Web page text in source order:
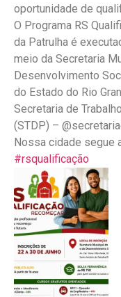
oportunidade de
O Programa RS
da Patrulha é
meio da Secretaria
Desenvolvimento
do Estado do Rio
Secretaria de
(STDP) –
Nossa cidade segue
#rsqualificação